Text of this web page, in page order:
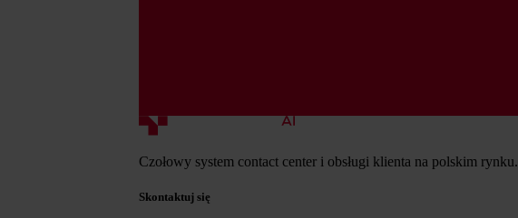
Czołowy system contact center i obsługi klienta na polskim rynku.
Skontaktuj się